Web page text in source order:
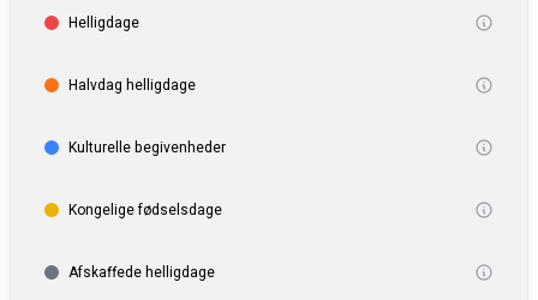
Helligdage
Halvdag helligdage
Kulturelle begivenheder
Kongelige fødselsdage
Afskaffede helligdage